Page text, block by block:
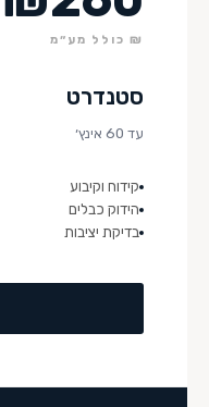
₪ כולל מע״מ
סטנדרט
עד 60 אינץ׳
קידוח וקיבוע
הידוק כבלים
בדיקת יציבות